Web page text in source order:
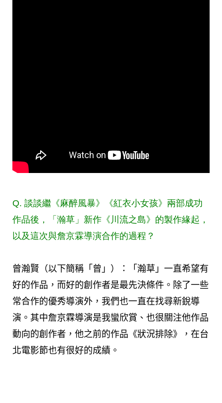
Q. 談談繼《麻醉風暴》《紅衣小女孩》兩部成功
作品後，「瀚草」新作《川流之島》的製作緣起，
以及這次與詹京霖導演合作的過程？
曾瀚賢（以下簡稱「曾」）：「瀚草」一直希望有
好的作品，而好的創作者是最先決條件。除了一些
常合作的優秀導演外，我們也一直在找尋新銳導
演。其中詹京霖導演是我蠻欣賞、也很關注他作品
動向的創作者，他之前的作品《狀況排除》，在台
北電影節也有很好的成績。